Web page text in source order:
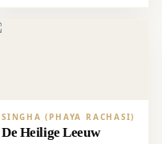
SINGHA (PHAYA RACHASI)
De Heilige Leeuw